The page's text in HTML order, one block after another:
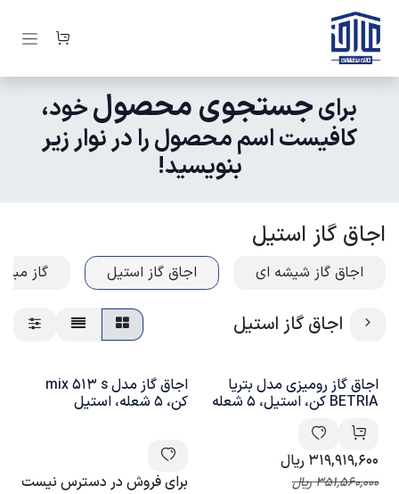
صرف نظر و مشاهده محتوا
برایجستجوی محصولخود،
کافیست اسم محصول را در نوار زیر
بنویسید!
اجاق گاز استیل
اجاق گاز شیشه ای اجاق گاز استیل گاز مبله
اجاق گاز استیل
اجاق گاز رومیزی مدل بتریا
BETRIA کن، استیل، 5 شعله
319,919,600 ریال
351,560,000ریال
اجاق گاز مدل mix 513 s
کن، 5 شعله، استیل
برای فروش در دسترس نیست